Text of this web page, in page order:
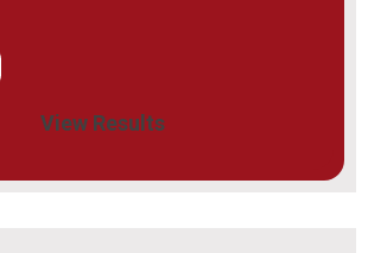
View Results